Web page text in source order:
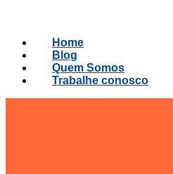
conteúdo
Home
Blog
Quem Somos
Trabalhe conosco